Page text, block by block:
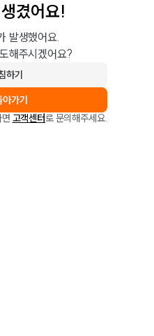
겼어요!
발생했어요.
해주시겠어요?
하기
아가기
고객센터로 문의해주세요.